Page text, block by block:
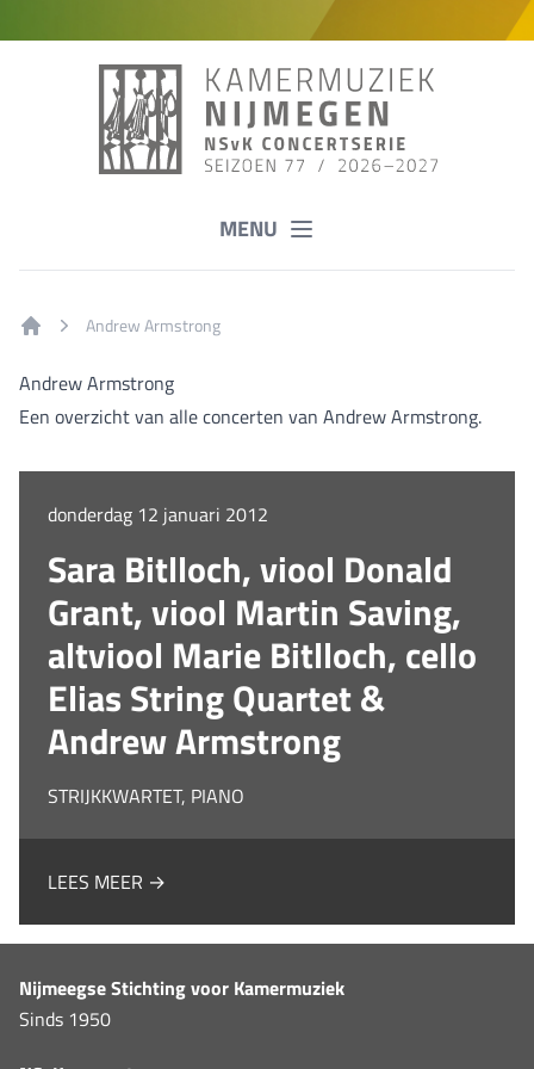
MENU
Andrew Armstrong
Andrew Armstrong
Een overzicht van alle concerten van Andrew Armstrong.
donderdag 12 januari 2012
Sara Bitlloch, viool Donald
Grant, viool Martin Saving,
altviool Marie Bitlloch, cello
Elias String Quartet &
Andrew Armstrong
STRIJKKWARTET, PIANO
LEES MEER →
Nijmeegse Stichting voor Kamermuziek
Sinds 1950